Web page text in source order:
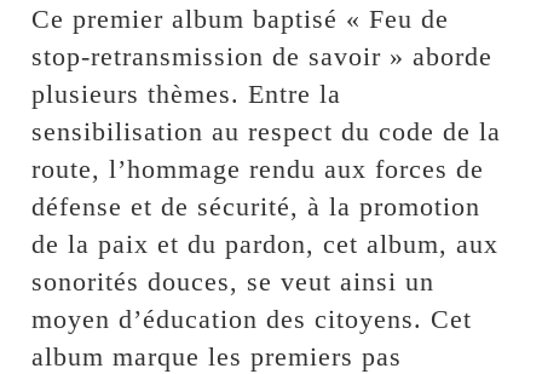
Ce premier album baptisé « Feu de
stop-retransmission de savoir » aborde
plusieurs thèmes. Entre la
sensibilisation au respect du code de la
route, l’hommage rendu aux forces de
défense et de sécurité, à la promotion
de la paix et du pardon, cet album, aux
sonorités douces, se veut ainsi un
moyen d’éducation des citoyens. Cet
album marque les premiers pas